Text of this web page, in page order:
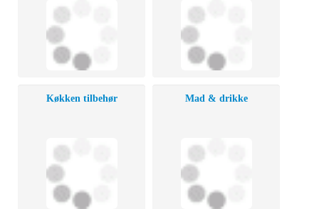
Køkken tilbehør Mad & drikke